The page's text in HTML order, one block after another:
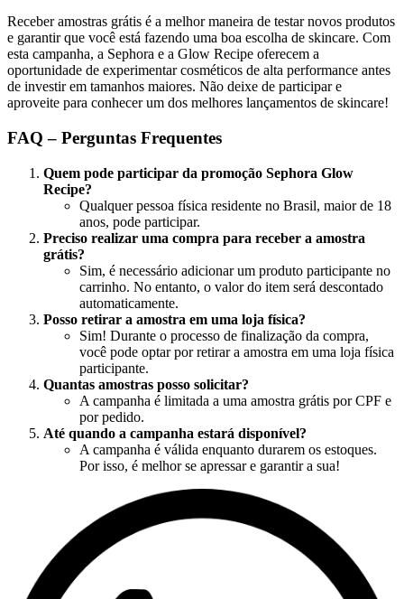
Receber amostras grátis é a melhor maneira de testar novos produtos
e garantir que você está fazendo uma boa escolha de skincare. Com
esta campanha, a Sephora e a Glow Recipe oferecem a
oportunidade de experimentar cosméticos de alta performance antes
de investir em tamanhos maiores. Não deixe de participar e
aproveite para conhecer um dos melhores lançamentos de skincare!
FAQ – Perguntas Frequentes
Quem pode participar da promoção Sephora Glow
Recipe?
Qualquer pessoa física residente no Brasil, maior de 18
anos, pode participar.
Preciso realizar uma compra para receber a amostra
grátis?
Sim, é necessário adicionar um produto participante no
carrinho. No entanto, o valor do item será descontado
automaticamente.
Posso retirar a amostra em uma loja física?
Sim! Durante o processo de finalização da compra,
você pode optar por retirar a amostra em uma loja física
participante.
Quantas amostras posso solicitar?
A campanha é limitada a uma amostra grátis por CPF e
por pedido.
Até quando a campanha estará disponível?
A campanha é válida enquanto durarem os estoques.
Por isso, é melhor se apressar e garantir a sua!